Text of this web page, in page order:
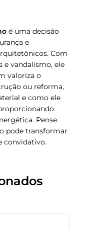
é uma decisão
e
Com
e vandalismo, ele
valoriza o
ou reforma,
e como ele
Pense
pode transformar
convidativo.